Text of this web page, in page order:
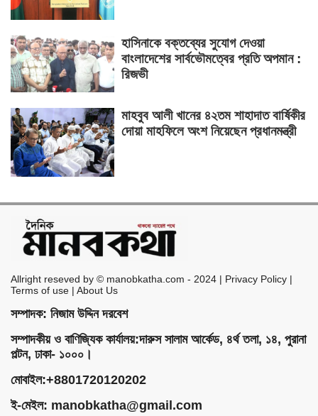
হাসিনাকে বক্তব্যের সুযোগ দেওয়া
বাংলাদেশের সার্বভৌমত্বের প্রতি অপমান :
রিজভী
মাহবুব আলী খানের ৪২তম শাহাদাত বার্ষিকীর
দোয়া মাহফিলে অংশ নিয়েছেন প্রধানমন্ত্রী
Allright reseved by © manobkatha.com - 2024 | Privacy Policy |
Terms of use | About Us
সম্পাদক: নিজাম উদ্দিন দরবেশ
সম্পাদকীয় ও বাণিজ্যিক কার্যালয়:দারুস সালাম আর্কেড, ৪র্থ তলা, ১৪, পুরানা
পল্টন, ঢাকা- ১০০০।
মোবাইল:+8801720120202
ই-মেইল: manobkatha@gmail.com